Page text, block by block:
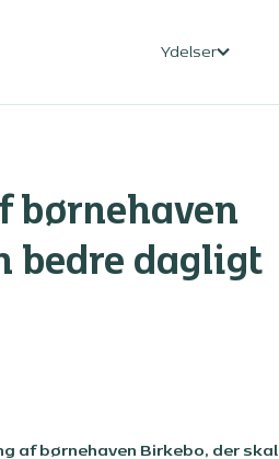
Ydelser
børnehaven
bedre dagligt
af børnehaven Birkebo, der skal